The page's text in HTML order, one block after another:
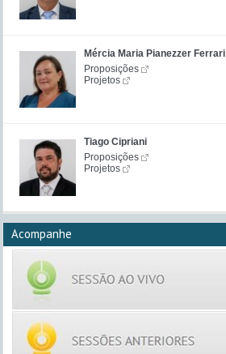
Mércia Maria Pianezzer Ferrari
Proposições
Projetos
Tiago Cipriani
Proposições
Projetos
Acompanhe